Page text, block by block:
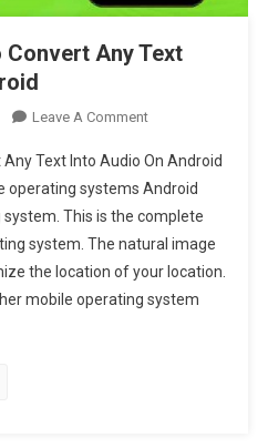
Convert Any Text
Leave A CommentOn
Simple
Tricks
To
Convert
Any
Text
Text Into Audio On Android
operating systems Android
system. This is the complete
system. The natural image
the location of your location.
mobile operating system